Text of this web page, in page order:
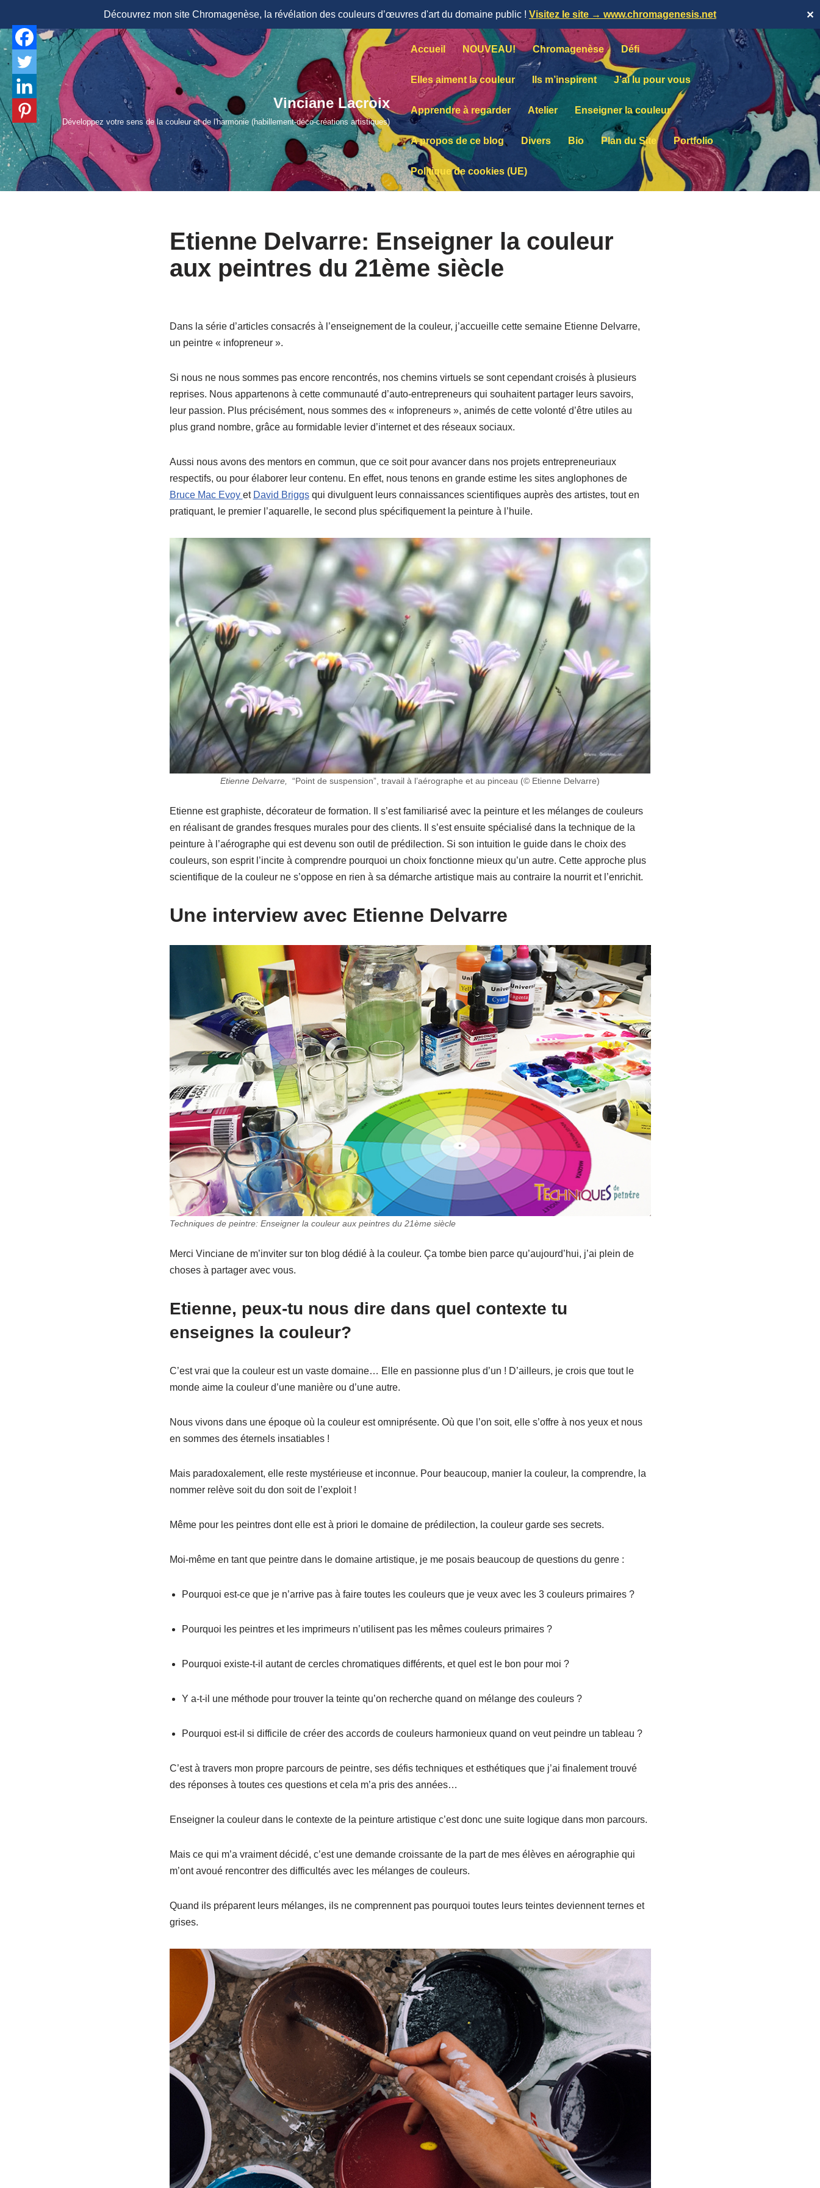
Découvrez mon site Chromagenèse, la révélation des couleurs d’œuvres d'art du domaine public ! Visitez le site → www.chromagenesis.net ✕
Aller
au
contenu
Vinciane Lacroix
Développez votre sens de la couleur et de l'harmonie (habillement-déco-créations artistiques)
Accueil NOUVEAU! Chromagenèse Défi
Elles aiment la couleur Ils m’inspirent J’ai lu pour vous
Apprendre à regarder Atelier Enseigner la couleur
A propos de ce blog Divers Bio Plan du Site Portfolio
Politique de cookies (UE)
Etienne Delvarre: Enseigner la couleur
aux peintres du 21ème siècle
Dans la série d’articles consacrés à l’enseignement de la couleur, j’accueille cette semaine Etienne Delvarre,
un peintre « infopreneur ».
Si nous ne nous sommes pas encore rencontrés, nos chemins virtuels se sont cependant croisés à plusieurs
reprises. Nous appartenons à cette communauté d’auto-entrepreneurs qui souhaitent partager leurs savoirs,
leur passion. Plus précisément, nous sommes des « infopreneurs », animés de cette volonté d’être utiles au
plus grand nombre, grâce au formidable levier d’internet et des réseaux sociaux.
Aussi nous avons des mentors en commun, que ce soit pour avancer dans nos projets entrepreneuriaux
respectifs, ou pour élaborer leur contenu. En effet, nous tenons en grande estime les sites anglophones de
Bruce Mac Evoy et David Briggsqui divulguent leurs connaissances scientifiques auprès des artistes, tout en
pratiquant, le premier l’aquarelle, le second plus spécifiquement la peinture à l’huile.
Etienne Delvarre, “Point de suspension”, travail à l’aérographe et au pinceau (© Etienne Delvarre)
Etienne est graphiste, décorateur de formation. Il s’est familiarisé avec la peinture et les mélanges de couleurs
en réalisant de grandes fresques murales pour des clients. Il s’est ensuite spécialisé dans la technique de la
peinture à l’aérographe qui est devenu son outil de prédilection. Si son intuition le guide dans le choix des
couleurs, son esprit l’incite à comprendre pourquoi un choix fonctionne mieux qu’un autre. Cette approche plus
scientifique de la couleur ne s’oppose en rien à sa démarche artistique mais au contraire la nourrit et l’enrichit.
Une interview avec Etienne Delvarre
Techniques de peintre: Enseigner la couleur aux peintres du 21ème siècle
Merci Vinciane de m’inviter sur ton blog dédié à la couleur. Ça tombe bien parce qu’aujourd’hui, j’ai plein de
choses à partager avec vous.
Etienne, peux-tu nous dire dans quel contexte tu
enseignes la couleur?
C’est vrai que la couleur est un vaste domaine… Elle en passionne plus d’un ! D’ailleurs, je crois que tout le
monde aime la couleur d’une manière ou d’une autre.
Nous vivons dans une époque où la couleur est omniprésente. Où que l’on soit, elle s’offre à nos yeux et nous
en sommes des éternels insatiables !
Mais paradoxalement, elle reste mystérieuse et inconnue. Pour beaucoup, manier la couleur, la comprendre, la
nommer relève soit du don soit de l’exploit !
Même pour les peintres dont elle est à priori le domaine de prédilection, la couleur garde ses secrets.
Moi-même en tant que peintre dans le domaine artistique, je me posais beaucoup de questions du genre :
Pourquoi est-ce que je n’arrive pas à faire toutes les couleurs que je veux avec les 3 couleurs primaires ?
Pourquoi les peintres et les imprimeurs n’utilisent pas les mêmes couleurs primaires ?
Pourquoi existe-t-il autant de cercles chromatiques différents, et quel est le bon pour moi ?
Y a-t-il une méthode pour trouver la teinte qu’on recherche quand on mélange des couleurs ?
Pourquoi est-il si difficile de créer des accords de couleurs harmonieux quand on veut peindre un tableau ?
C’est à travers mon propre parcours de peintre, ses défis techniques et esthétiques que j’ai finalement trouvé
des réponses à toutes ces questions et cela m’a pris des années…
Enseigner la couleur dans le contexte de la peinture artistique c’est donc une suite logique dans mon parcours.
Mais ce qui m’a vraiment décidé, c’est une demande croissante de la part de mes élèves en aérographie qui
m’ont avoué rencontrer des difficultés avec les mélanges de couleurs.
Quand ils préparent leurs mélanges, ils ne comprennent pas pourquoi toutes leurs teintes deviennent ternes et
grises.